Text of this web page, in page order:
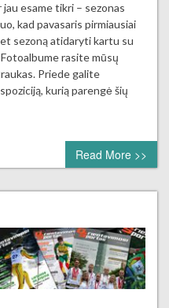
esame tikri – sezonas
kad pavasaris pirmiausiai
sezoną atidaryti kartu su
rasite mūsų
Priede galite
kurią parengė šių
0 comment
Read More >>